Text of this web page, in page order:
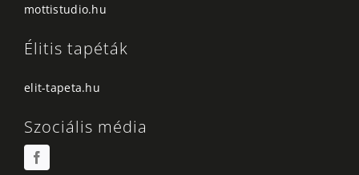
mottistudio.hu
Élitis tapéták
elit-tapeta.hu
Szociális média